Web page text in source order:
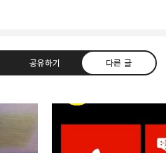
공유하기 다른 글